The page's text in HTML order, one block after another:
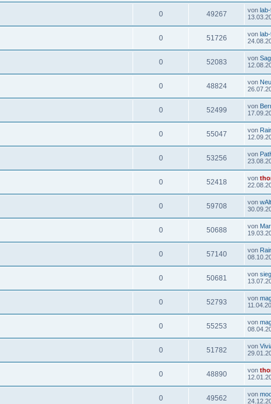
0 49267 von
0 51726 von
0 52083 von
0 48824 von
0 52499 von
0 55047 von
0 53256 von
0 52418 von
0 59708 von
0 50688 von
0 57140 von
0 50681 von
0 52793 von
0 55253 von
0 51782 von
0 48890 von
0 49562 von